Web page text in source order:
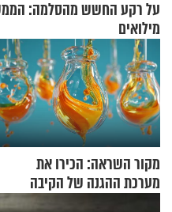
מילואים
מקור השראה: הכירו את
מערכת ההגנה של הקיבה